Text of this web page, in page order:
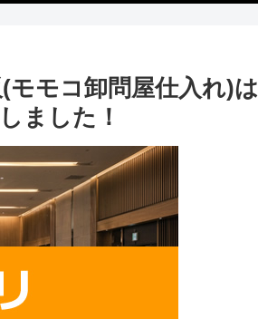
モモコ卸問屋仕入れ)は
ました！